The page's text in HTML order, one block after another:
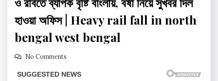
হাওয়া অফিস | Heavy rail fall in north
bengal west bengal
No Comments